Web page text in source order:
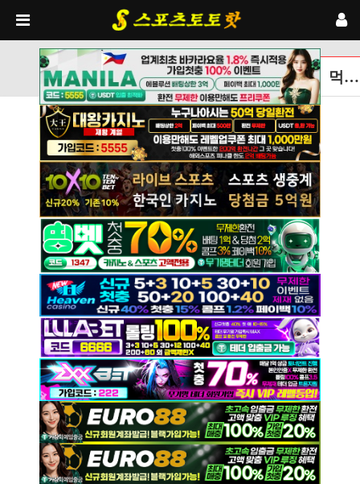
먹튀검증토토사이트 글보기